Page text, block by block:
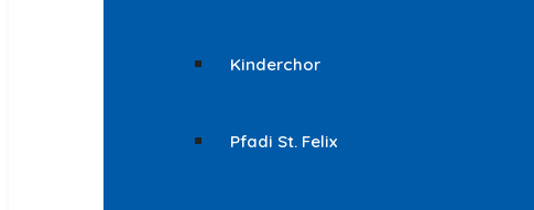
Kinderchor
Pfadi St. Felix